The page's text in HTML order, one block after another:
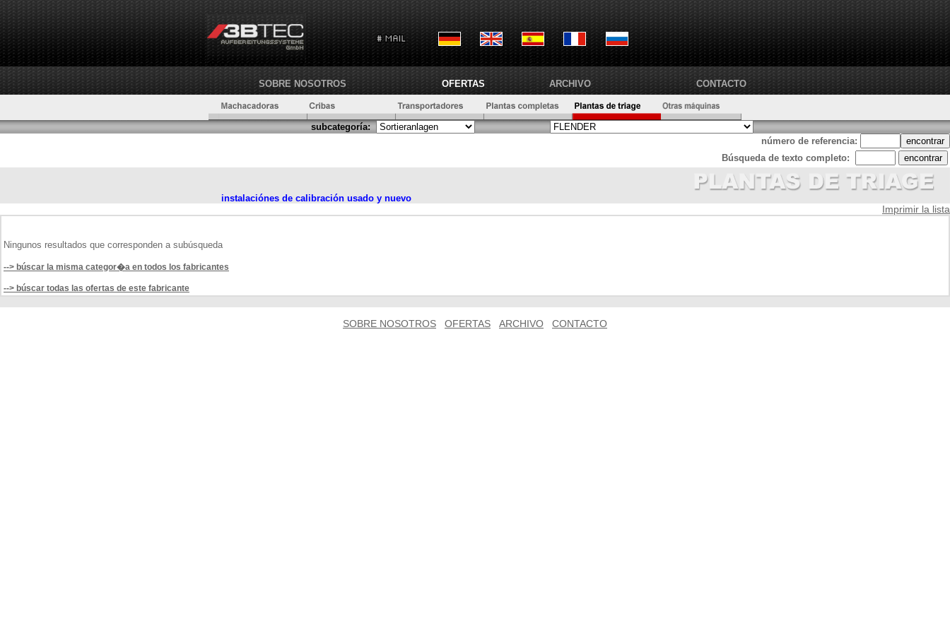
SOBRE NOSOTROS OFERTAS ARCHIVO CONTACTO
subcategoría:
número de referencia:
Búsqueda de texto completo:
instalaciónes de calibración usado y nuevo
Imprimir la lista
Ningunos resultados que corresponden a subúsqueda
--> búscar la misma categor�a en todos los fabricantes
--> búscar todas las ofertas de este fabricante
SOBRE NOSOTROS OFERTAS ARCHIVO CONTACTO